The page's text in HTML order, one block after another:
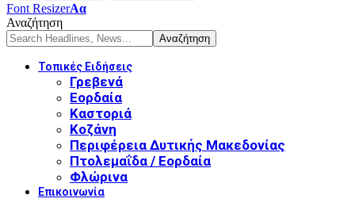
Font ResizerΑα
Αναζήτηση
Τοπικές Ειδήσεις
Γρεβενά
Εορδαία
Καστοριά
Κοζάνη
Περιφέρεια Δυτικής Μακεδονίας
Πτολεμαΐδα / Εορδαία
Φλώρινα
Επικοινωνία